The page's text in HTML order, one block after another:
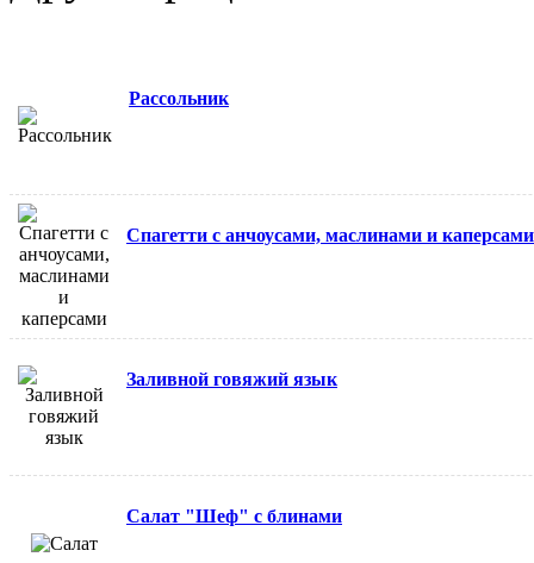
Рассольник
Спагетти с анчоусами, маслинами и каперсами
Заливной говяжий язык
Салат "Шеф" с блинами